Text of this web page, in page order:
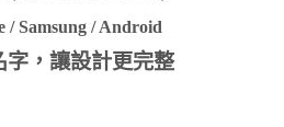
。
/ Samsung / Android
字，讓設計更完整